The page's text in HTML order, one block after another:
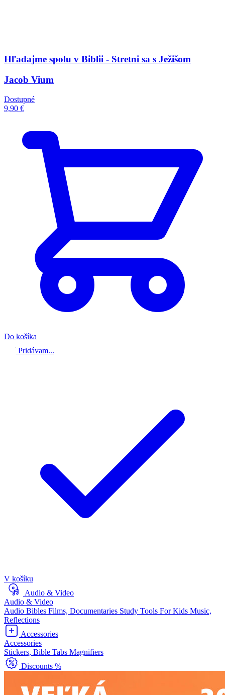
Hľadajme spolu v Biblii - Stretni sa s Ježišom
Jacob Vium
Dostupné
9,90 €
Do košíka
Pridávam...
V košíku
Audio & Video
Audio & Video
Audio Bibles Films, Documentaries Study Tools For Kids Music,
Reflections
Accessories
Accessories
Stickers, Bible Tabs Magnifiers
Discounts %